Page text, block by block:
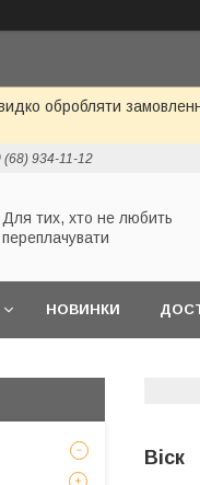
обробляти
(68) 934-11-12
Для тих, хто не любить
переплачувати
НОВИНКИ
Віск